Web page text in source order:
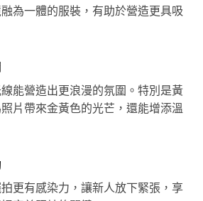
為一體的服裝，有助於營造更具吸
能營造出更浪漫的氛圍。特別是黃
片帶來金黃色的光芒，還能增添溫
更有感染力，讓新人放下緊張，享